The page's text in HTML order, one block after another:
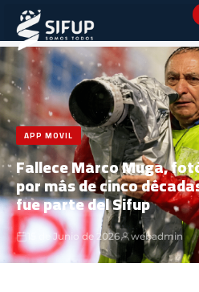
INICIO›NOTICIAS
APP MOVIL
Fallece Marco Muga,
por más de cinco
fue parte del Sifup
15 de Junio de 2026 webadmin